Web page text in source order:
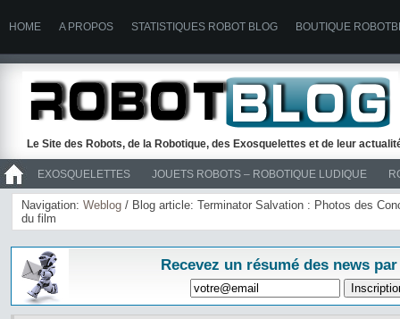
HOME A PROPOS STATISTIQUES ROBOT BLOG BOUTIQUE
Le Site des Robots, de la Robotique, des Exosquelettes et de leur
EXOSQUELETTES JOUETS ROBOTS – ROBOTIQUE LUDIQUE
>> ROBOTS
Navigation: Weblog / Blog article: Terminator Salvation : Photos des
du film
Recevez un résumé des news